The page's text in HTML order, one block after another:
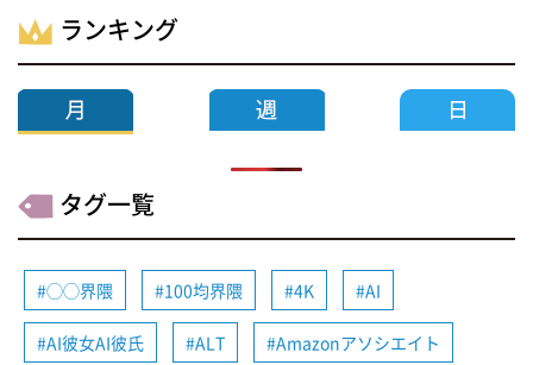
ランキング
タグ一覧
◯◯界隈 100均界隈 4K AI
AI彼女AI彼氏 ALT Amazonアソシエイト